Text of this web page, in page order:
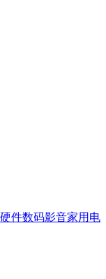
件数码影音家用电